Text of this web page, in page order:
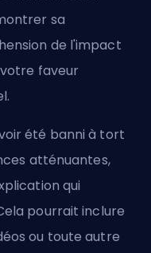
sa
de l'impact
faveur
été banni à tort
atténuantes,
qui
pourrait inclure
ou toute autre